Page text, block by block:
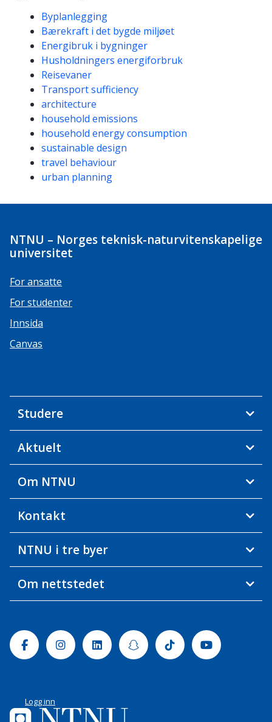
Kompetanseord
Byplanlegging
Bærekraft i det bygde miljøet
Energibruk i bygninger
Husholdningers energiforbruk
Reisevaner
Transport sufficiency
architecture
household emissions
household energy consumption
sustainable design
travel behaviour
urban planning
NTNU – Norges teknisk-naturvitenskapelige
universitet
For ansatte
For studenter
Innsida
Canvas
Studere
Aktuelt
Om NTNU
Kontakt
NTNU i tre byer
Om nettstedet
FacebookInstagramLinkedinSnapchatTiktok Youtube
Logg inn